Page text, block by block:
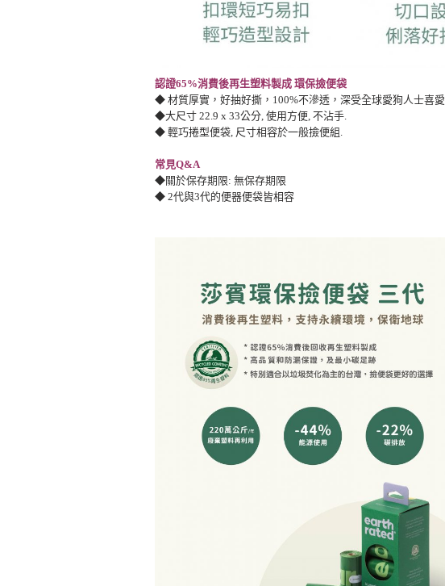
認證65%消費後再生塑料製成 環保撿便袋
◆ 材質厚實，好抽好撕，100%不滲透，深受全球愛狗人士喜愛
◆大尺寸 22.9 x 33公分, 使用方便, 不沾手.
◆ 輕巧捲型便袋, 尺寸相容於一般撿便組.
常見Q&A
◆關於保存期限: 無保存期限
◆ 2代與3代的便器便袋皆相容